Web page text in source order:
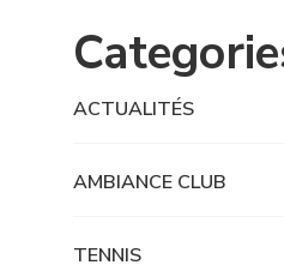
ACTUALITÉS
AMBIANCE CLUB
TENNIS